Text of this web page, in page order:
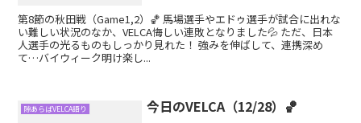
第8節の秋田戦（Game1,2）🏀 馬場選手やエドゥ選手が試合に出れな
い難しい状況のなか、VELCA悔しい連敗となりました💦 ただ、日本
人選手の光るものもしっかり見れた！ 強みを伸ばして、連携深め
て…バイウィーク明け楽し...
隙あらばVELCA語り 今日のVELCA（12/28）🏀